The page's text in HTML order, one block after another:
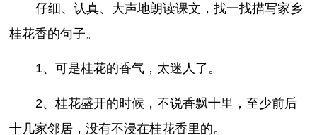
仔细、认真、大声地朗读课文，找一找描写家乡
桂花香的句子。
1、可是桂花的香气，太迷人了。
2、桂花盛开的时候，不说香飘十里，至少前后
十几家邻居，没有不浸在桂花香里的。